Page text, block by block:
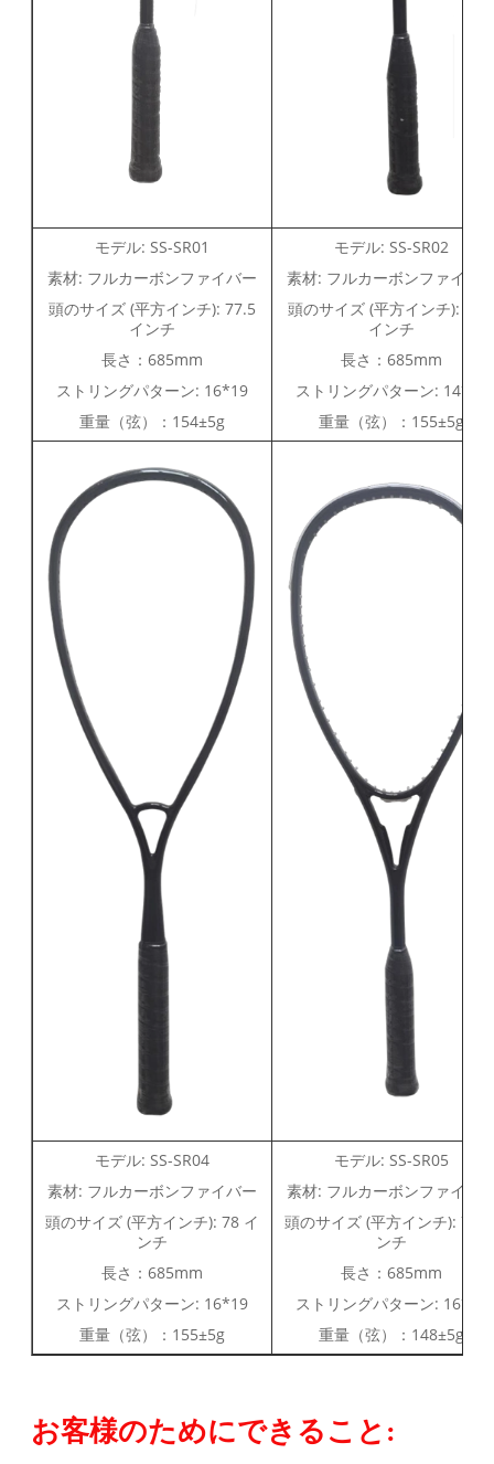
モデル: SS-SR01
素材: フルカーボンファイバー
頭のサイズ (平方インチ): 77.5
インチ
長さ：685mm
ストリングパターン: 16*19
重量（弦）：154±5g
モデル: SS-SR02
素材: フルカーボンファイバ
頭のサイズ (平方インチ):
インチ
長さ：685mm
ストリングパターン: 14*18
重量（弦）：155±5g
モデル: SS-SR04
素材: フルカーボンファイバー
頭のサイズ (平方インチ): 78 イ
ンチ
長さ：685mm
ストリングパターン: 16*19
重量（弦）：155±5g
モデル: SS-SR05
素材: フルカーボンファイバ
頭のサイズ (平方インチ): 78
ンチ
長さ：685mm
ストリングパターン: 16*19
重量（弦）：148±5g
お客様のためにできること: